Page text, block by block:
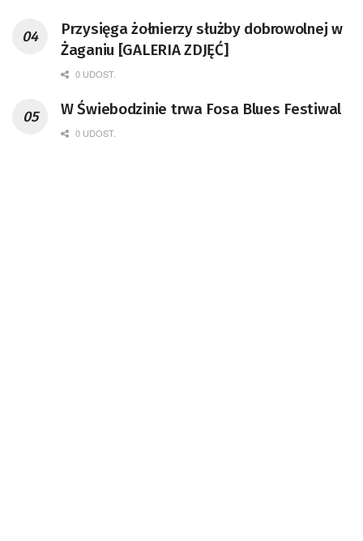
Przysięga żołnierzy służby dobrowolnej w
Żaganiu [GALERIA ZDJĘĆ]
0 UDOST.
W Świebodzinie trwa Fosa Blues Festiwal
0 UDOST.